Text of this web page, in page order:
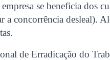
se beneficia dos
a concorrência desleal).
de Erradicação do